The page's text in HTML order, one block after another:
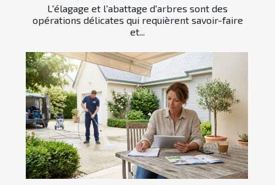
L'élagage et l'abattage d'arbres sont des
opérations délicates qui requièrent savoir-faire
et...